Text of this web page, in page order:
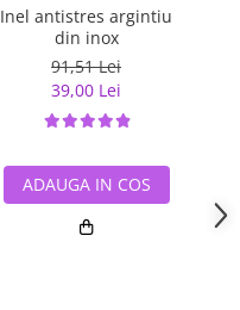
Inel antistres argintiu
din inox
91,51 Lei
39,00 Lei
ADAUGA IN COS